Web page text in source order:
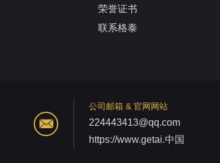
荣誉证书
联系格泰
公司邮箱 & 官网网站
224443413@qq.com
https://www.getai.中国